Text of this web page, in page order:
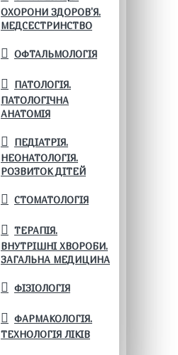
ОХОРОНИ ЗДОРОВ'Я.
МЕДСЕСТРИНСТВО
ОФТАЛЬМОЛОГІЯ
ПАТОЛОГІЯ.
ПАТОЛОГІЧНА
АНАТОМІЯ
ПЕДІАТРІЯ.
НЕОНАТОЛОГІЯ.
РОЗВИТОК ДІТЕЙ
СТОМАТОЛОГІЯ
ТЕРАПІЯ.
ВНУТРІШНІ ХВОРОБИ.
ЗАГАЛЬНА МЕДИЦИНА
ФІЗІОЛОГІЯ
ФАРМАКОЛОГІЯ.
ТЕХНОЛОГІЯ ЛІКІВ